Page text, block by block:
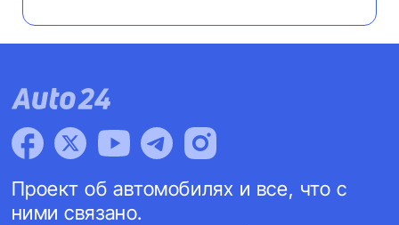
Проект об автомобилях и все, что с
ними связано.